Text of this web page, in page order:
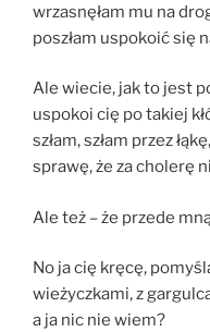
wrzasnęłam mu na
poszłam uspokoić się
Ale wiecie, jak to jest
uspokoi cię po takiej
szłam, szłam przez
sprawę, że za cholerę
Ale też – że przede
No ja cię kręcę,
wieżyczkami, z
a ja nic nie wiem?